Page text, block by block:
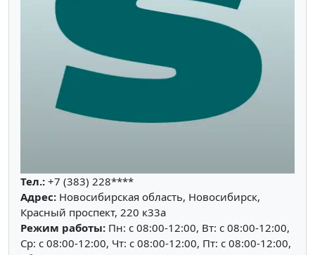
Тел.: +7 (383) 228****
Адрес: Новосибирская область, Новосибирск,
Красный проспект, 220 к33а
Режим работы: Пн: c 08:00-12:00, Вт: c 08:00-12:00,
Ср: c 08:00-12:00, Чт: c 08:00-12:00, Пт: c 08:00-12:00,